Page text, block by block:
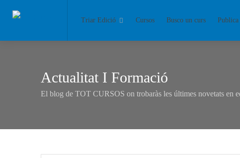
Triar Edició Cursos Busco un curs Publica
Actualitat I Formació
El blog de TOT CURSOS on trobaràs les últimes novetats en